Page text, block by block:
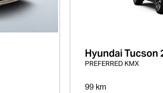
Hyundai Tucson
PREFERRED KMX
99 km